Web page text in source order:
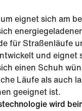
eignet sich am
für Straßenläufe
und eignet
einen Schuh
Läufe als auch
geeignet ist.
wird